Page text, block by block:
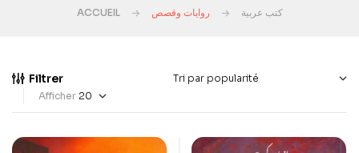
ACCUEIL كتب عربية روايات وقصص
Filtrer
Afficher